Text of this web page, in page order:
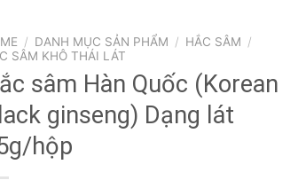
/ DANH MỤC SẢN PHẨM / HẮC SÂM /
SÂM KHÔ THÁI LÁT
sâm Hàn Quốc (Korean
ginseng) Dạng lát
hộp